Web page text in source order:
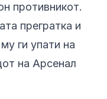
противникот.
прегратка и
ги упати на
на Арсенал